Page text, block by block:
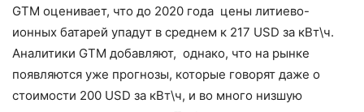
GTM оценивает, что до 2020 года цены литиево-
ионных батарей упадут в среднем к 217 USD за кВт\ч.
Аналитики GTM добавляют, однако, что на рынке
появляются уже прогнозы, которые говорят даже о
стоимости 200 USD за кВт\ч, и во много низшую